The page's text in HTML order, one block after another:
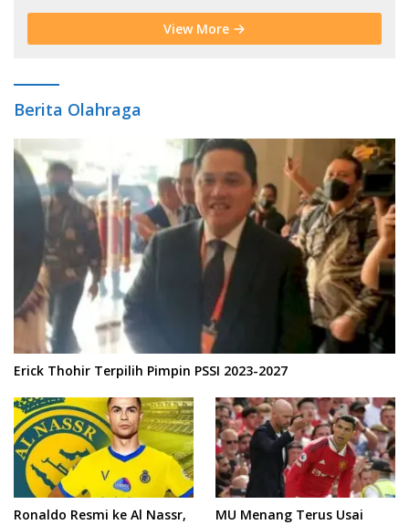
View More
Berita Olahraga
Erick Thohir Terpilih Pimpin PSSI 2023-2027
Ronaldo Resmi ke Al Nassr,
MU Menang Terus Usai